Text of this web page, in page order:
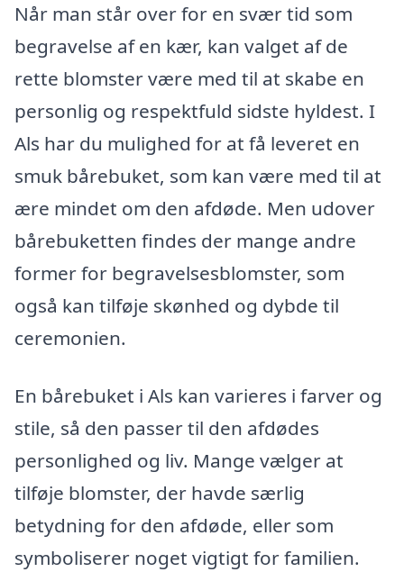
Når man står over for en svær tid som
begravelse af en kær, kan valget af de
rette blomster være med til at skabe en
personlig og respektfuld sidste hyldest. I
Als har du mulighed for at få leveret en
smuk bårebuket, som kan være med til at
ære mindet om den afdøde. Men udover
bårebuketten findes der mange andre
former for begravelsesblomster, som
også kan tilføje skønhed og dybde til
ceremonien.
En bårebuket i Als kan varieres i farver og
stile, så den passer til den afdødes
personlighed og liv. Mange vælger at
tilføje blomster, der havde særlig
betydning for den afdøde, eller som
symboliserer noget vigtigt for familien.